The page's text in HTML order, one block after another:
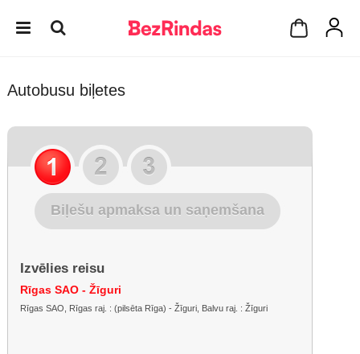
Autobusu biļetes
Biļešu apmaksa un saņemšana
Izvēlies reisu
Rīgas SAO - Žīguri
Rīgas SAO, Rīgas raj. : (pilsēta Rīga) - Žīguri, Balvu raj. : Žīguri